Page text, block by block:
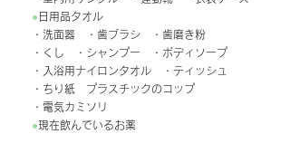
● 日用品タオル
・洗面器 ・歯ブラシ ・歯磨き粉
・くし ・シャンプー ・ボディソープ
・入浴用ナイロンタオル ・ティッシュ
・ちり紙 プラスチックのコップ
・電気カミソリ
●現在飲んでいるお薬